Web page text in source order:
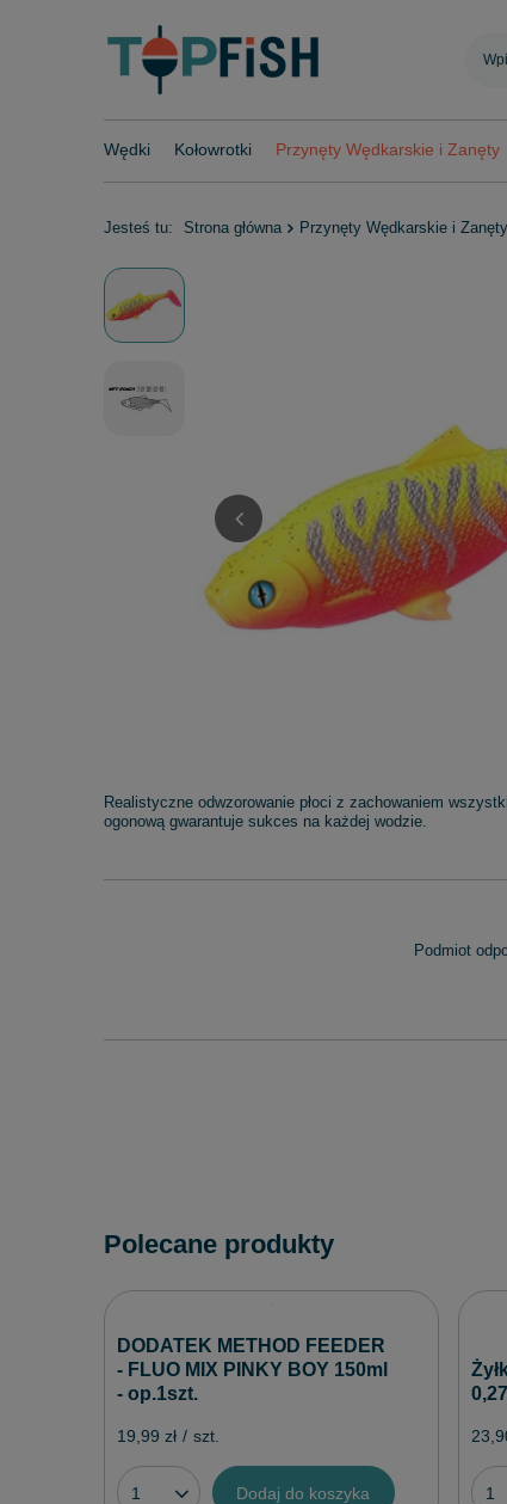
Wędki Kołowrotki Przynęty Wędkarskie i Zanęty
Jesteś tu: Strona główna Przynęty Wędkarskie i Zanęty
Realistyczne odwzorowanie płoci z zachowaniem
ogonową gwarantuje sukces na każdej wodzie.
Podmiot
Polecane produkty
DODATEK METHOD FEEDER
- FLUO MIX PINKY BOY 150ml
- op.1szt.
19,99 zł / szt.
Dodaj do koszyka